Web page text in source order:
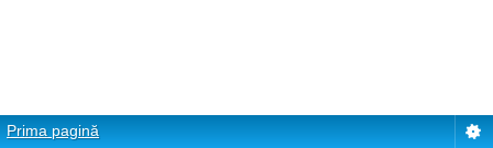
Prima pagină